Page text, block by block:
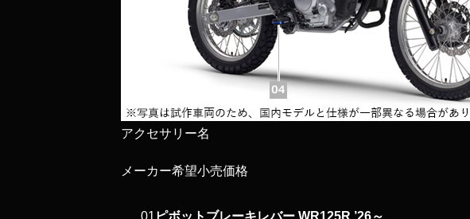
アクセサリー名
メーカー希望小売価格
01 ピボットブレーキレバー WR125R ’26～